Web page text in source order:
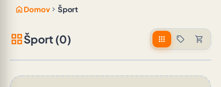
home Domov chevron_right Šport
grid_viewŠport (0) apps sell shopping_cart